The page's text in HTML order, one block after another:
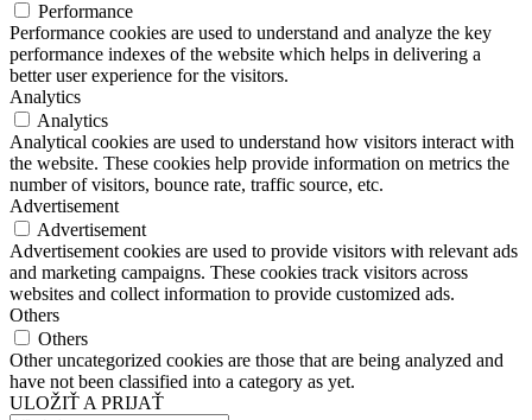
Performance
Performance cookies are used to understand and analyze the key
performance indexes of the website which helps in delivering a
better user experience for the visitors.
Analytics
Analytics
Analytical cookies are used to understand how visitors interact with
the website. These cookies help provide information on metrics the
number of visitors, bounce rate, traffic source, etc.
Advertisement
Advertisement
Advertisement cookies are used to provide visitors with relevant ads
and marketing campaigns. These cookies track visitors across
websites and collect information to provide customized ads.
Others
Others
Other uncategorized cookies are those that are being analyzed and
have not been classified into a category as yet.
ULOŽIŤ A PRIJAŤ